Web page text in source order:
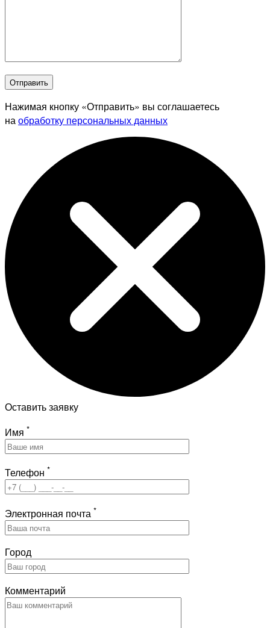
Отправить
Нажимая кнопку «Отправить» вы соглашаетесь
на обработку персональных данных
Оставить заявку
Имя *
Телефон *
Электронная почта *
Город
Комментарий